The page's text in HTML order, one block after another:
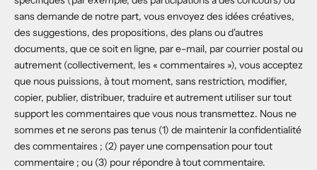
sans demande de notre part, vous envoyez des idées créatives,
des suggestions, des propositions, des plans ou d'autres
documents, que ce soit en ligne, par e-mail, par courrier postal ou
autrement (collectivement, les « commentaires »), vous acceptez
que nous puissions, à tout moment, sans restriction, modifier,
copier, publier, distribuer, traduire et autrement utiliser sur tout
support les commentaires que vous nous transmettez. Nous ne
sommes et ne serons pas tenus (1) de maintenir la confidentialité
des commentaires ; (2) payer une compensation pour tout
commentaire ; ou (3) pour répondre à tout commentaire.